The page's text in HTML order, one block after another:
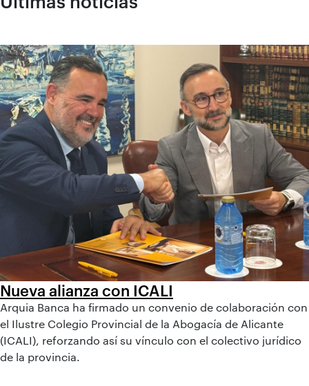
Nueva alianza con ICALI
Arquia Banca ha firmado un convenio de colaboración con
el Ilustre Colegio Provincial de la Abogacía de Alicante
(ICALI), reforzando así su vínculo con el colectivo jurídico
de la provincia.